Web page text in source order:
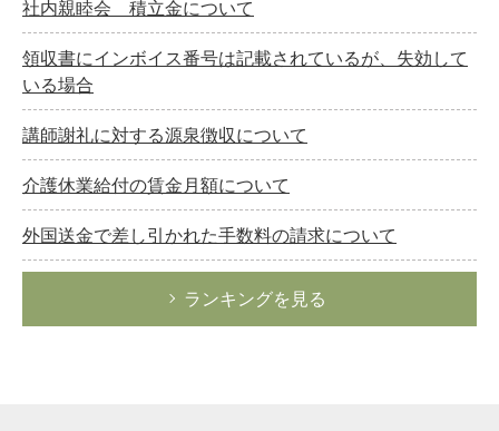
社内親睦会 積立金について
領収書にインボイス番号は記載されているが、失効して
いる場合
講師謝礼に対する源泉徴収について
介護休業給付の賃金月額について
外国送金で差し引かれた手数料の請求について
ランキングを見る